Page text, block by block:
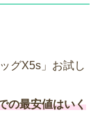
グX5s」お試し
の最安値はいく